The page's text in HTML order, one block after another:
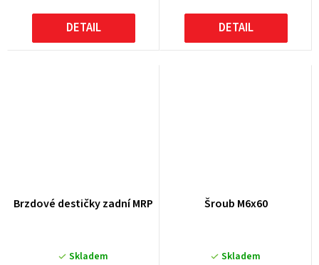
DETAIL DETAIL
Brzdové destičky zadní MRP
Skladem
Šroub M6x60
Skladem